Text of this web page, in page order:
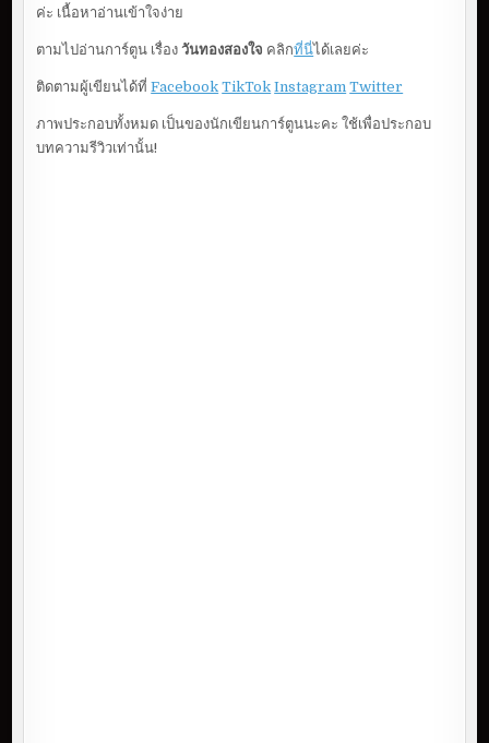
ค่ะ เนื้อหาอ่านเข้าใจง่าย
ตามไปอ่านการ์ตูน เรื่องวันทองสองใจ คลิกที่นี่ได้เลยค่ะ
ติดตามผู้เขียนได้ที่Facebook TikTok Instagram Twitter
ภาพประกอบทั้งหมด เป็นของนักเขียนการ์ตูนนะคะ ใช้เพื่อประกอบ
บทความรีวิวเท่านั้น!